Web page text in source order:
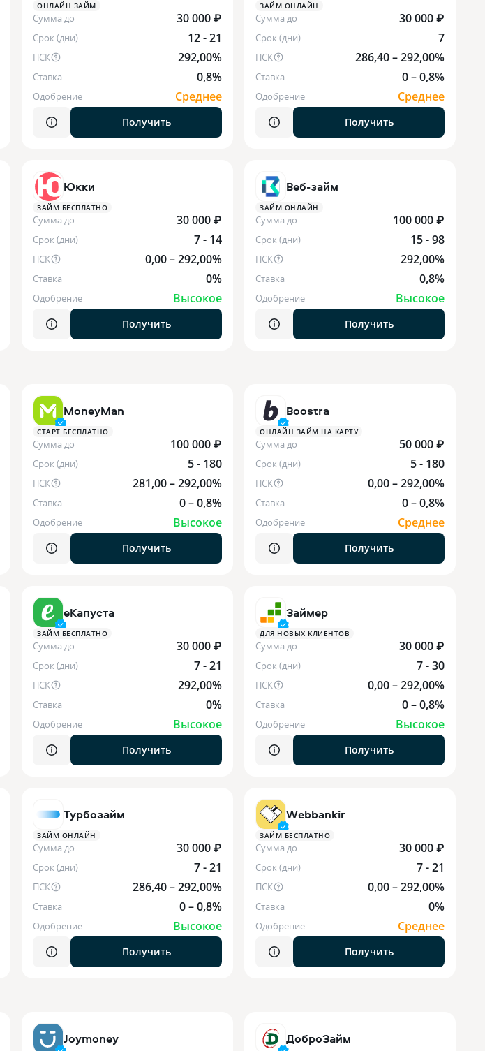
ОНЛАЙН ЗАЙМ
Сумма до 30 000 ₽
Срок (дни) 12 - 21
ПСК 292,00%
Ставка 0,8%
Одобрение Среднее
Получить
ЗАЙМ ОНЛАЙН
Сумма до 30 000 ₽
Срок (дни) 7
ПСК 286,40 – 292,00%
Ставка 0 – 0,8%
Одобрение Среднее
Получить
Юкки
ЗАЙМ БЕСПЛАТНО
Сумма до 30 000 ₽
Срок (дни) 7 - 14
ПСК 0,00 – 292,00%
Ставка 0%
Одобрение Высокое
Получить
Веб-займ
ЗАЙМ ОНЛАЙН
Сумма до 100 000 ₽
Срок (дни) 15 - 98
ПСК 292,00%
Ставка 0,8%
Одобрение Высокое
Получить
MoneyMan
СТАРТ БЕСПЛАТНО
Сумма до 100 000 ₽
Срок (дни) 5 - 180
ПСК 281,00 – 292,00%
Ставка 0 – 0,8%
Одобрение Высокое
Получить
Boostra
ОНЛАЙН ЗАЙМ НА КАРТУ
Сумма до 50 000 ₽
Срок (дни) 5 - 180
ПСК 0,00 – 292,00%
Ставка 0 – 0,8%
Одобрение Среднее
Получить
еКапуста
ЗАЙМ БЕСПЛАТНО
Сумма до 30 000 ₽
Срок (дни) 7 - 21
ПСК 292,00%
Ставка 0%
Одобрение Высокое
Получить
Займер
ДЛЯ НОВЫХ КЛИЕНТОВ
Сумма до 30 000 ₽
Срок (дни) 7 - 30
ПСК 0,00 – 292,00%
Ставка 0 – 0,8%
Одобрение Высокое
Получить
Турбозайм
ЗАЙМ ОНЛАЙН
Сумма до 30 000 ₽
Срок (дни) 7 - 21
ПСК 286,40 – 292,00%
Ставка 0 – 0,8%
Одобрение Высокое
Получить
Webbankir
ЗАЙМ БЕСПЛАТНО
Сумма до 30 000 ₽
Срок (дни) 7 - 21
ПСК 0,00 – 292,00%
Ставка 0%
Одобрение Среднее
Получить
Joymoney ДоброЗайм